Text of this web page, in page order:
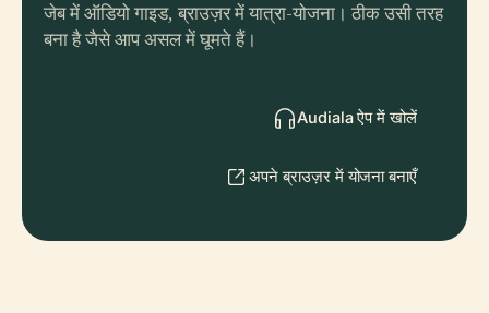
जेब में ऑडियो गाइड, ब्राउज़र में यात्रा-योजना। ठीक उसी तरह
बना है जैसे आप असल में घूमते हैं।
Audiala ऐप में खोलें
अपने ब्राउज़र में योजना बनाएँ